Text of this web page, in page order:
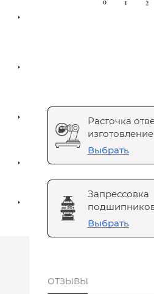
Расточка
Выбрать
Запрессовка
Выбрать
ОТЗЫВЫ